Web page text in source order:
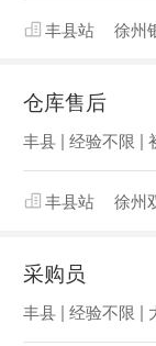
丰县站 徐州
仓库售后
丰县 | 经验不限 |
丰县站 徐州
采购员
丰县 | 经验不限 |